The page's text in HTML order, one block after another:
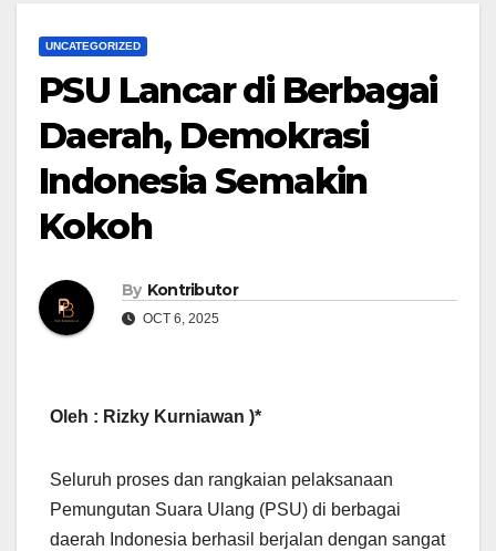
UNCATEGORIZED
PSU Lancar di Berbagai
Daerah, Demokrasi
Indonesia Semakin
Kokoh
By Kontributor
OCT 6, 2025
Oleh : Rizky Kurniawan )*
Seluruh proses dan rangkaian pelaksanaan
Pemungutan Suara Ulang (PSU) di berbagai
daerah Indonesia berhasil berjalan dengan sangat